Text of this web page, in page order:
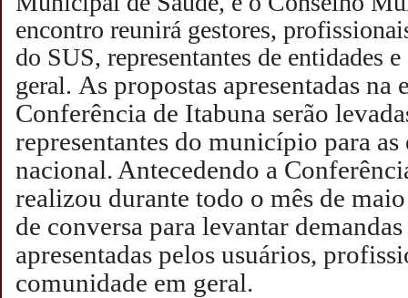
encontro reunirá gestores,
do SUS, representantes de entidades
geral. As propostas apresentadas na
Conferência de Itabuna serão
representantes do município para as
nacional. Antecedendo a
realizou durante todo o mês de
de conversa para levantar demandas
apresentadas pelos usuários,
comunidade em geral.